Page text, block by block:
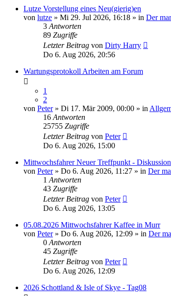
Lutze Vorstellung eines Neu(gierig)en
von lutze » Mi 29. Jul 2026, 16:18 » in Der
3 Antworten
89 Zugriffe
Letzter Beitrag von Dirty Harry
Do 6. Aug 2026, 20:56
Wartungsprotokoll Arbeiten am Forum
1
2
von Peter» Di 17. Mär 2009, 00:00 » in
16 Antworten
25755 Zugriffe
Letzter Beitrag von Peter
Do 6. Aug 2026, 15:00
Mittwochsfahrer Neuer Treffpunkt - Diskussion
von Peter» Do 6. Aug 2026, 11:27 » in Der
1 Antworten
43 Zugriffe
Letzter Beitrag von Peter
Do 6. Aug 2026, 13:05
05.08.2026 Mittwochsfahrer Kaffee in Murr
von Peter» Do 6. Aug 2026, 12:09 » in Der
0 Antworten
45 Zugriffe
Letzter Beitrag von Peter
Do 6. Aug 2026, 12:09
2026 Schottland & Isle of Skye - Tag08